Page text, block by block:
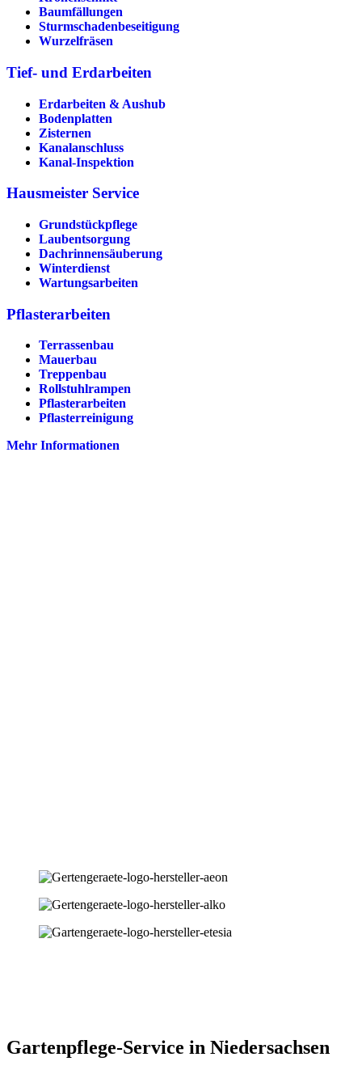
Baumfällungen
Sturmschadenbeseitigung
Wurzelfräsen
Tief- und Erdarbeiten
Erdarbeiten & Aushub
Bodenplatten
Zisternen
Kanalanschluss
Kanal-Inspektion
Hausmeister Service
Grundstückpflege
Laubentsorgung
Dachrinnen­säuberung
Winterdienst
Wartungsarbeiten
Pflasterarbeiten
Terrassenbau
Mauerbau
Treppenbau
Rollstuhlrampen
Pflasterarbeiten
Pflasterreinigung
Mehr Informationen
Gartenpflege-Service in Niedersachsen